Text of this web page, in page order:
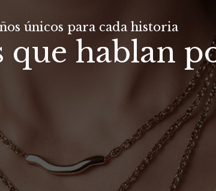
únicos para cada historia
que hablan